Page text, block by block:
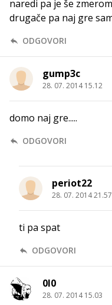
naredi pa je še
drugače pa naj gre
ODGOVORI
gump3c
28. 07. 2014 15.12
domo naj gre.....
ODGOVORI
periot22
28. 07. 2014 21.57
ti pa spat
ODGOVORI
0l0
28. 07. 2014 15.03